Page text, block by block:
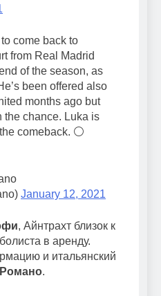
come back to
from Real Madrid
of the season, as
been offered also
months ago but
the chance. Luka is
comeback. ⚪️
January 12, 2021
, Айнтрахт близок к
в аренду.
и итальянский
.